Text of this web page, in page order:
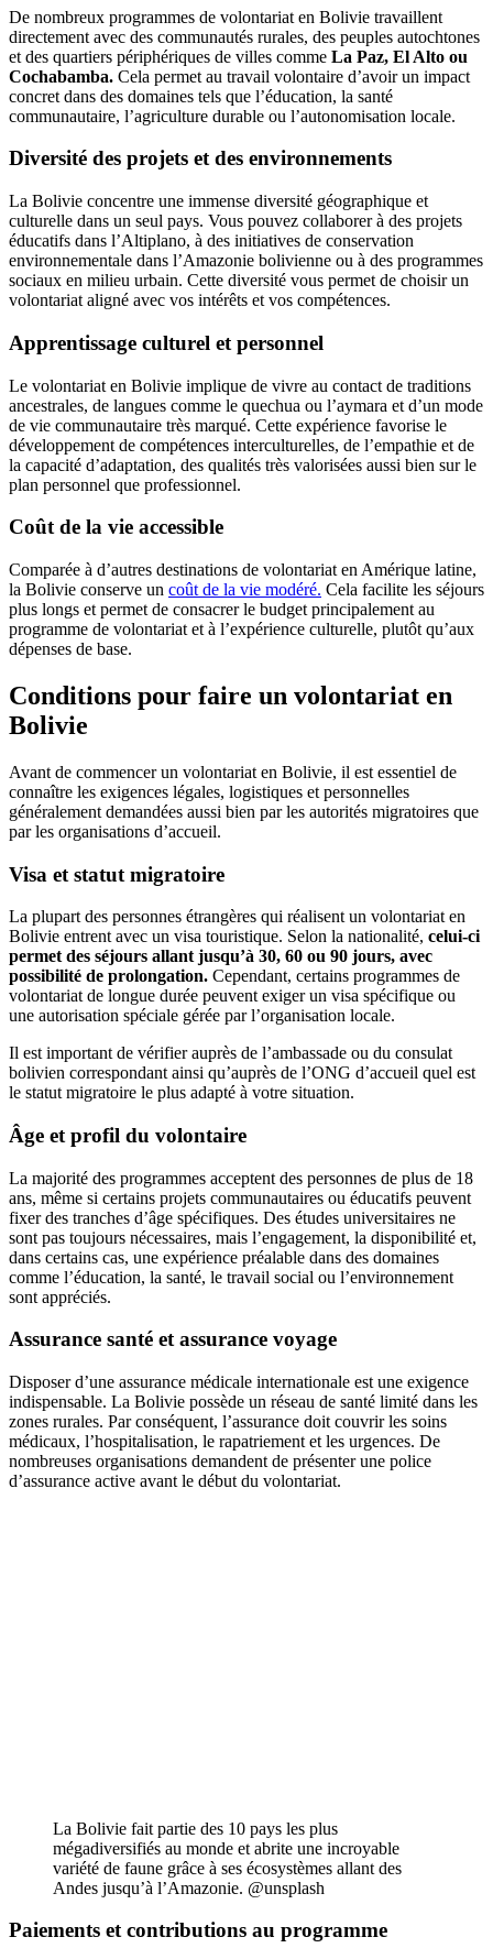
De nombreux programmes de volontariat en Bolivie travaillent
directement avec des communautés rurales, des peuples autochtones
et des quartiers périphériques de villes comme La Paz, El Alto ou
Cochabamba. Cela permet au travail volontaire d’avoir un impact
concret dans des domaines tels que l’éducation, la santé
communautaire, l’agriculture durable ou l’autonomisation locale.
Diversité des projets et des environnements
La Bolivie concentre une immense diversité géographique et
culturelle dans un seul pays. Vous pouvez collaborer à des projets
éducatifs dans l’Altiplano, à des initiatives de conservation
environnementale dans l’Amazonie bolivienne ou à des programmes
sociaux en milieu urbain. Cette diversité vous permet de choisir un
volontariat aligné avec vos intérêts et vos compétences.
Apprentissage culturel et personnel
Le volontariat en Bolivie implique de vivre au contact de traditions
ancestrales, de langues comme le quechua ou l’aymara et d’un mode
de vie communautaire très marqué. Cette expérience favorise le
développement de compétences interculturelles, de l’empathie et de
la capacité d’adaptation, des qualités très valorisées aussi bien sur le
plan personnel que professionnel.
Coût de la vie accessible
Comparée à d’autres destinations de volontariat en Amérique latine,
la Bolivie conserve un coût de la vie modéré. Cela facilite les séjours
plus longs et permet de consacrer le budget principalement au
programme de volontariat et à l’expérience culturelle, plutôt qu’aux
dépenses de base.
Conditions pour faire un volontariat en
Bolivie
Avant de commencer un volontariat en Bolivie, il est essentiel de
connaître les exigences légales, logistiques et personnelles
généralement demandées aussi bien par les autorités migratoires que
par les organisations d’accueil.
Visa et statut migratoire
La plupart des personnes étrangères qui réalisent un volontariat en
Bolivie entrent avec un visa touristique. Selon la nationalité, celui-ci
permet des séjours allant jusqu’à 30, 60 ou 90 jours, avec
possibilité de prolongation. Cependant, certains programmes de
volontariat de longue durée peuvent exiger un visa spécifique ou
une autorisation spéciale gérée par l’organisation locale.
Il est important de vérifier auprès de l’ambassade ou du consulat
bolivien correspondant ainsi qu’auprès de l’ONG d’accueil quel est
le statut migratoire le plus adapté à votre situation.
Âge et profil du volontaire
La majorité des programmes acceptent des personnes de plus de 18
ans, même si certains projets communautaires ou éducatifs peuvent
fixer des tranches d’âge spécifiques. Des études universitaires ne
sont pas toujours nécessaires, mais l’engagement, la disponibilité et,
dans certains cas, une expérience préalable dans des domaines
comme l’éducation, la santé, le travail social ou l’environnement
sont appréciés.
Assurance santé et assurance voyage
Disposer d’une assurance médicale internationale est une exigence
indispensable. La Bolivie possède un réseau de santé limité dans les
zones rurales. Par conséquent, l’assurance doit couvrir les soins
médicaux, l’hospitalisation, le rapatriement et les urgences. De
nombreuses organisations demandent de présenter une police
d’assurance active avant le début du volontariat.
La Bolivie fait partie des 10 pays les plus
mégadiversifiés au monde et abrite une incroyable
variété de faune grâce à ses écosystèmes allant des
Andes jusqu’à l’Amazonie. @unsplash
Paiements et contributions au programme